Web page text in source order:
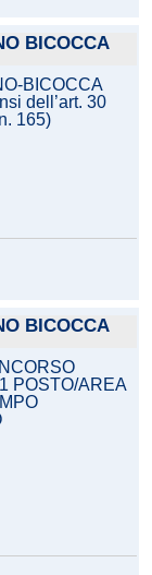
BICOCCA
BICOCCA
dell’art. 30
165)
BICOCCA
POSTO/AREA